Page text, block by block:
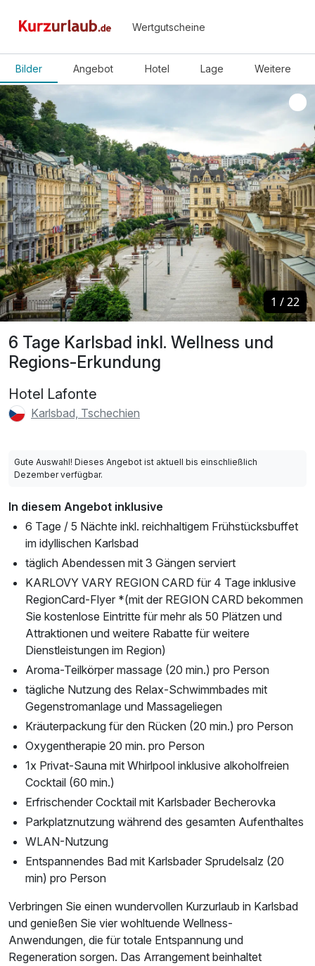
Wertgutscheine
Bilder Angebot Hotel Lage Weitere
6 Tage Karlsbad inkl. Wellness und
Regions-Erkundung
Hotel Lafonte
Karlsbad, Tschechien
1 /22
1 /22
Gute Auswahl! Dieses Angebot ist aktuell bis einschließlich
Dezember verfügbar.
In diesem Angebot inklusive
6 Tage / 5 Nächte inkl. reichhaltigem Frühstücksbuffet
im idyllischen Karlsbad
täglich Abendessen mit 3 Gängen serviert
KARLOVY VARY REGION CARD für 4 Tage inklusive
RegionCard-Flyer *(mit der REGION CARD bekommen
Sie kostenlose Eintritte für mehr als 50 Plätzen und
Attraktionen und weitere Rabatte für weitere
Dienstleistungen im Region)
Aroma-Teilkörper massage (20 min.) pro Person
tägliche Nutzung des Relax-Schwimmbades mit
Gegenstromanlage und Massageliegen
Kräuterpackung für den Rücken (20 min.) pro Person
Oxygentherapie 20 min. pro Person
1x Privat-Sauna mit Whirlpool inklusive alkoholfreien
Cocktail (60 min.)
Erfrischender Cocktail mit Karlsbader Becherovka
Parkplatznutzung während des gesamten Aufenthaltes
WLAN-Nutzung
Entspannendes Bad mit Karlsbader Sprudelsalz (20
min) pro Person
Verbringen Sie einen wundervollen Kurzurlaub in Karlsbad
und genießen Sie vier wohltuende Wellness-
Anwendungen, die für totale Entspannung und
Regeneration sorgen. Das Arrangement beinhaltet